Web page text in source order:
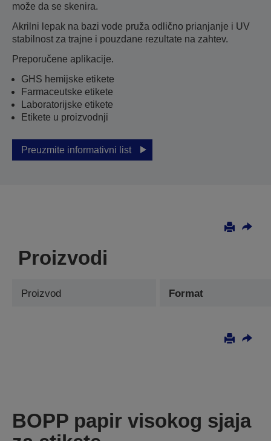
može da se skenira.
Akrilni lepak na bazi vode pruža odlično prianjanje i UV
stabilnost za trajne i pouzdane rezultate na zahtev.
Preporučene aplikacije.
GHS hemijske etikete
Farmaceutske etikete
Laboratorijske etikete
Etikete u proizvodnji
Preuzmite informativni list
Proizvodi
Proizvod Format
BOPP papir visokog sjaja